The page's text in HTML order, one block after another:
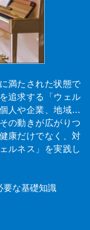
満たされた状態で
追求する「ウェル
人や企業、地域…
の動きが広がりつ
康だけでなく、対
ルネス」を実践し
要な基礎知識